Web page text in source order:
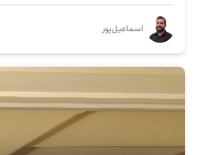
اسماعیل‌پور